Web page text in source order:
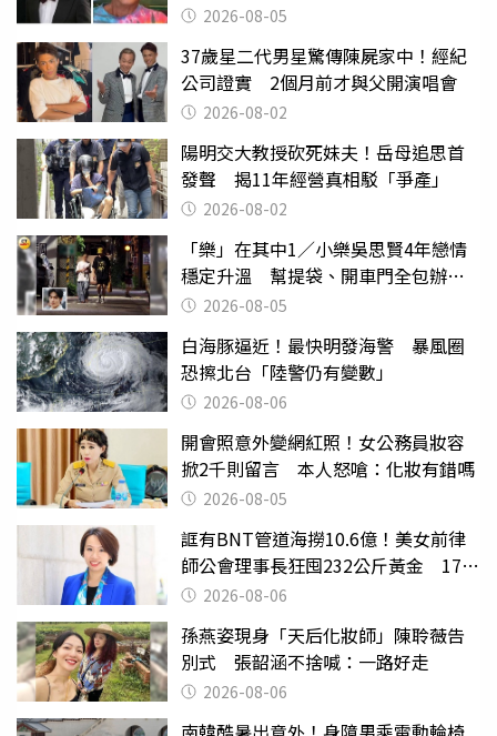
2026-08-05
37歲星二代男星驚傳陳屍家中！經紀
公司證實 2個月前才與父開演唱會
2026-08-02
陽明交大教授砍死妹夫！岳母追思首
發聲 揭11年經營真相駁「爭產」
2026-08-02
「樂」在其中1／小樂吳思賢4年戀情
穩定升溫 幫提袋、開車門全包辦閃
瞎眾人
2026-08-05
白海豚逼近！最快明發海警 暴風圈
恐擦北台「陸警仍有變數」
2026-08-06
開會照意外變網紅照！女公務員妝容
掀2千則留言 本人怒嗆：化妝有錯嗎
2026-08-05
誆有BNT管道海撈10.6億！美女前律
師公會理事長狂囤232公斤黃金 17人
遭起訴
2026-08-06
孫燕姿現身「天后化妝師」陳聆薇告
別式 張韶涵不捨喊：一路好走
2026-08-06